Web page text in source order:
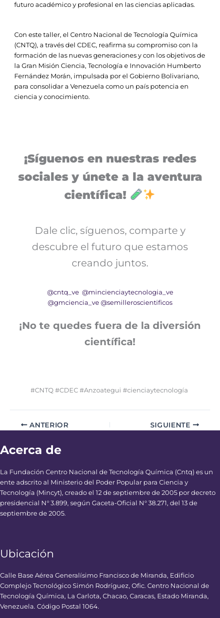
futuro académico y profesional en las ciencias aplicadas.
Con este taller, el Centro Nacional de Tecnología Química
(CNTQ), a través del CDEC, reafirma su compromiso con la
formación de las nuevas generaciones y con los objetivos de
la Gran Misión Ciencia, Tecnología e Innovación Humberto
Fernández Morán, impulsada por el Gobierno Bolivariano,
para consolidar a Venezuela como un país potencia en
ciencia y conocimiento.
¡Síguenos en nuestras redes
sociales y únete a la aventura
científica!
Dale clic, síguenos, comparte y
descubre el futuro que estamos
creando juntos.
@cntq_ve @mincienciaytecnologia_ve
@gmciencia_ve @semilleroscientificos
¡No te quedes fuera de la diversión
científica!
#CNTQ #CDEC #Anzoategui #cienciaytecnología
ANTERIOR SIGUIENTE
Acerca de
La Fundación Centro Nacional de Tecnología Química (Cntq) es un
ente adscrito al Ministerio del Poder Popular para Ciencia y
Tecnología (Mincyt), creado el 12 de septiembre de 2005 por decreto
presidencial N° 3.899, según Gaceta-Oficial N° 38.271, del 13 de
septiembre de 2005.
Ubicación
Calle Base Aérea Generalísimo Francisco de Miranda, Edificio
Complejo Tecnológico Simón Rodríguez, Ofic. Centro Nacional de
Tecnología Química, La Carlota, Chacao, Caracas, Estado Miranda,
Venezuela. Código Postal 1064.